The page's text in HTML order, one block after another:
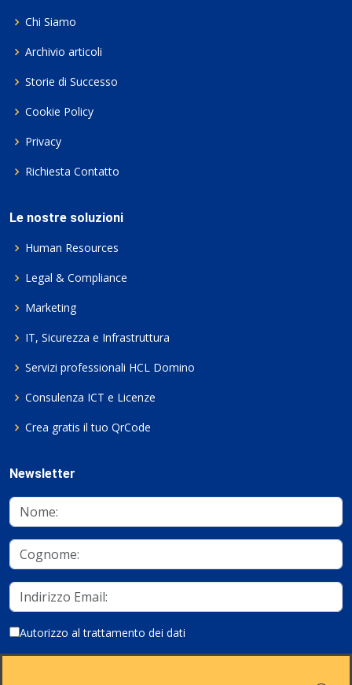
Chi Siamo
Archivio articoli
Storie di Successo
Cookie Policy
Privacy
Richiesta Contatto
Le nostre soluzioni
Human Resources
Legal & Compliance
Marketing
IT, Sicurezza e Infrastruttura
Servizi professionali HCL Domino
Consulenza ICT e Licenze
Crea gratis il tuo QrCode
Newsletter
Autorizzo al trattamento dei dati